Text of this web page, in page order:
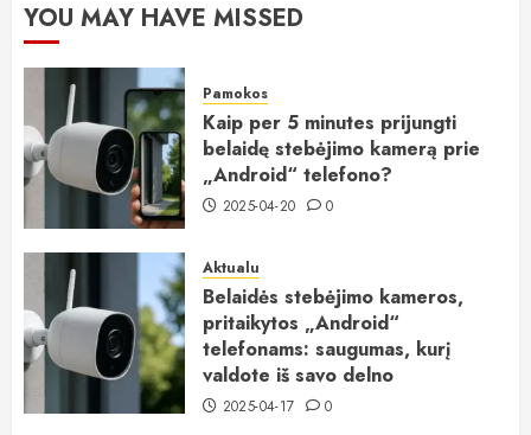
YOU MAY HAVE MISSED
Pamokos
Kaip per 5 minutes prijungti
belaidę stebėjimo kamerą prie
„Android“ telefono?
2025-04-20 0
Aktualu
Belaidės stebėjimo kameros,
pritaikytos „Android“
telefonams: saugumas, kurį
valdote iš savo delno
2025-04-17 0